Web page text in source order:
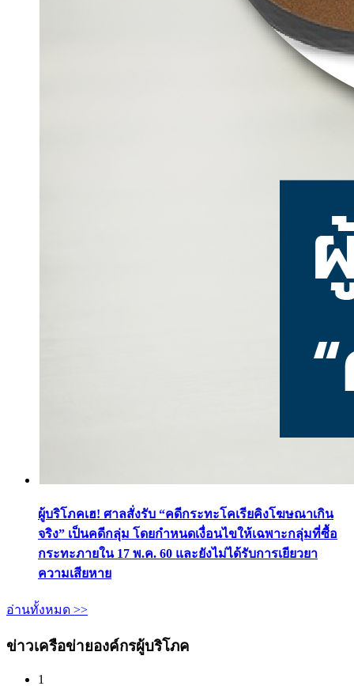
ผู้บริโภคเฮ! ศาลสั่งรับ “คดีกระทะโคเรียคิงโฆษณาเกิน
จริง” เป็นคดีกลุ่ม โดยกำหนดเงื่อนไขให้เฉพาะกลุ่มที่ซื้อ
กระทะภายใน 17 พ.ค. 60 และยังไม่ได้รับการเยียวยา
ความเสียหาย
อ่านทั้งหมด >>
ข่าวเครือข่ายองค์กรผู้บริโภค
1